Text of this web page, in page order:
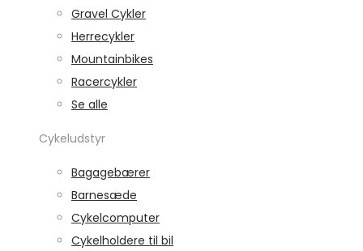
Gravel Cykler
Herrecykler
Mountainbikes
Racercykler
Se alle
Cykeludstyr
Bagagebærer
Barnesæde
Cykelcomputer
Cykelholdere til bil